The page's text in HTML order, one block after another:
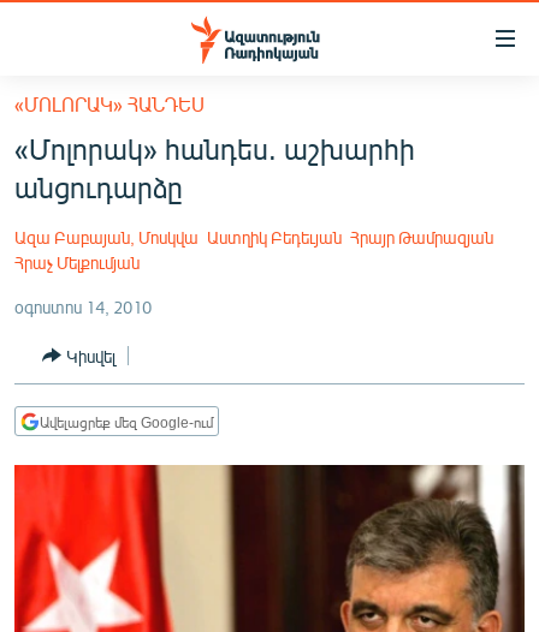
Մատչելիության
հիմնական
բովանդակությանը
Անցնել
հիմնական
մենյուին
Որոնում
ՀԱՅԱՍՏԱՆ
ՔԱՂԱՔԱԿԱՆ
ԸՆՏՐՈՒԹՅՈՒՆՆԵՐ 2026
ԻՐԱՎՈՒՆՔ
ՀԱՍԱՐԱԿՈՒԹՅՈՒՆ
ՏՆՏԵՍՈՒԹՅՈՒՆ
ՂԱՐԱԲԱՂ
ՊԱՏԵՐԱԶՄԻ 6 ՇԱԲԱԹՆԵՐԸ
ՏԱՐԱԾԱՇՐՋԱՆ
ՄԻՋԱԶԳԱՅԻՆ
ՄՇԱԿՈՒՅԹ
«ՄՈԼՈՐԱԿ» ՀԱՆԴԵՍ
«Մոլորակ» հանդես. աշխարհի
անցուդարձը
Ազա Բաբայան, Մոսկվա Աստղիկ Բեդեւյան Հրայր Թամրազյան
Հրաչ Մելքումյան
օգոստոս 14, 2010
Կիսվել
Ավելացրեք մեզ Google-ում